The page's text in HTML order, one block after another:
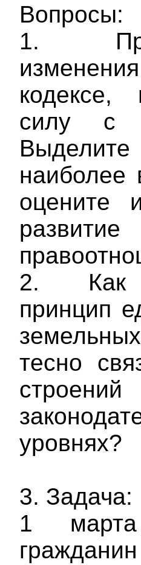
Вопросы:
1.
кодексе,
силу с
наиболее
оцените
2. Как
принцип
тесно
уровнях?
3. Задача:
1